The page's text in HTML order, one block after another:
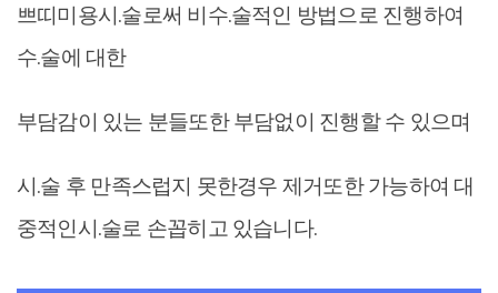
쁘띠미용시.술로써 비수.술적인 방법으로 진행하여
수.술에 대한
부담감이 있는 분들또한 부담없이 진행할 수 있으며
시.술 후 만족스럽지 못한경우 제거또한 가능하여 대
중적인시.술로 손꼽히고 있습니다.